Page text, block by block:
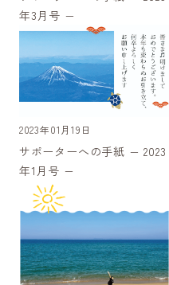
年3月号 −
2023年01月19日
サポーターへの手紙 − 2023
年1月号 −